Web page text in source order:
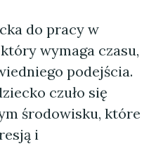
do pracy w
wymaga czasu,
podejścia.
czuło się
środowisku, które
i